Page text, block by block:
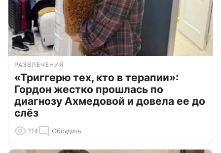
РАЗВЛЕЧЕНИЯ
«Триггерю тех, кто в терапии»:
Гордон жестко прошлась по
диагнозу Ахмедовой и довела ее до
слёз
114 Обсудить